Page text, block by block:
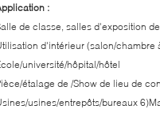
:
de classe, salles d'exposition
d'intérieur (salon/
université/hôpital/hôtel
étalage de /Show de lieu de
usines/entrepôts/bureaux